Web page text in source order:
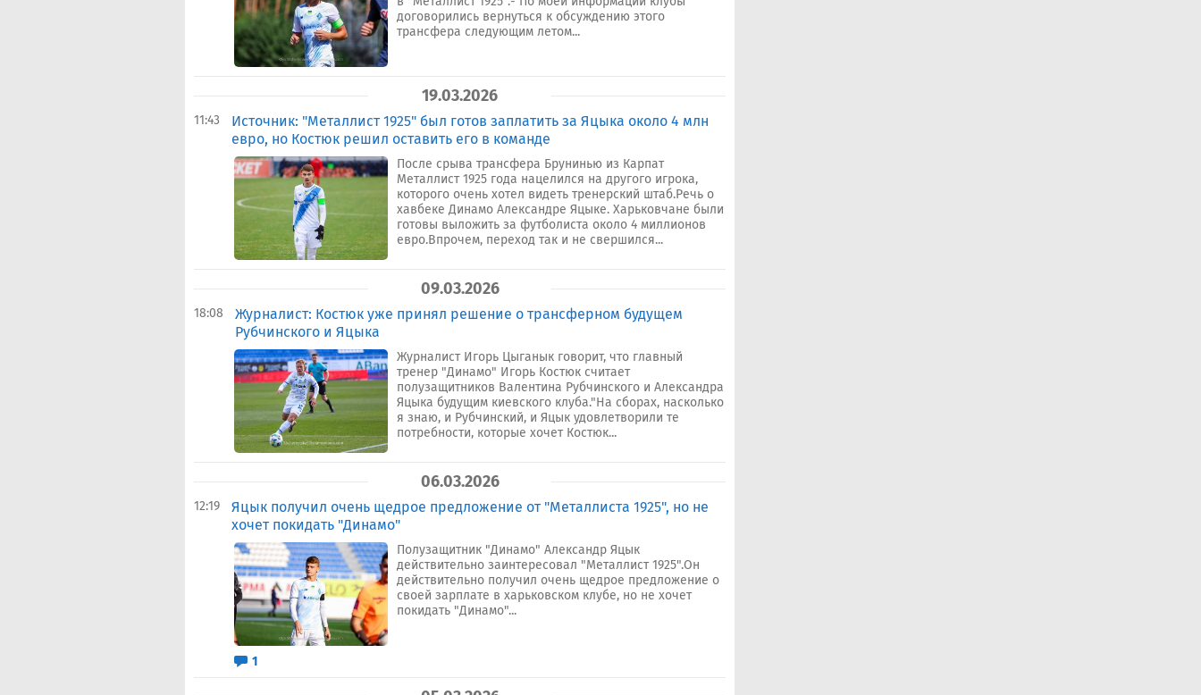
договорились вернуться к обсуждению этого
трансфера следующим летом...
19.03.2026
11:43
Источник: "Металлист 1925" был готов заплатить за Яцыка около 4 млн
евро, но Костюк решил оставить его в команде
После срыва трансфера Брунинью из Карпат
Металлист 1925 года нацелился на другого игрока,
которого очень хотел видеть тренерский штаб.Речь о
хавбеке Динамо Александре Яцыке. Харьковчане были
готовы выложить за футболиста около 4 миллионов
евро.Впрочем, переход так и не свершился...
09.03.2026
18:08
Журналист: Костюк уже принял решение о трансферном будущем
Рубчинского и Яцыка
Журналист Игорь Цыганык говорит, что главный
тренер "Динамо" Игорь Костюк считает
полузащитников Валентина Рубчинского и Александра
Яцыка будущим киевского клуба."На сборах, насколько
я знаю, и Рубчинский, и Яцык удовлетворили те
потребности, которые хочет Костюк...
06.03.2026
12:19
Яцык получил очень щедрое предложение от "Металлиста 1925", но не
хочет покидать "Динамо"
Полузащитник "Динамо" Александр Яцык
действительно заинтересовал "Металлист 1925".Он
действительно получил очень щедрое предложение о
своей зарплате в харьковском клубе, но не хочет
покидать "Динамо"...
1